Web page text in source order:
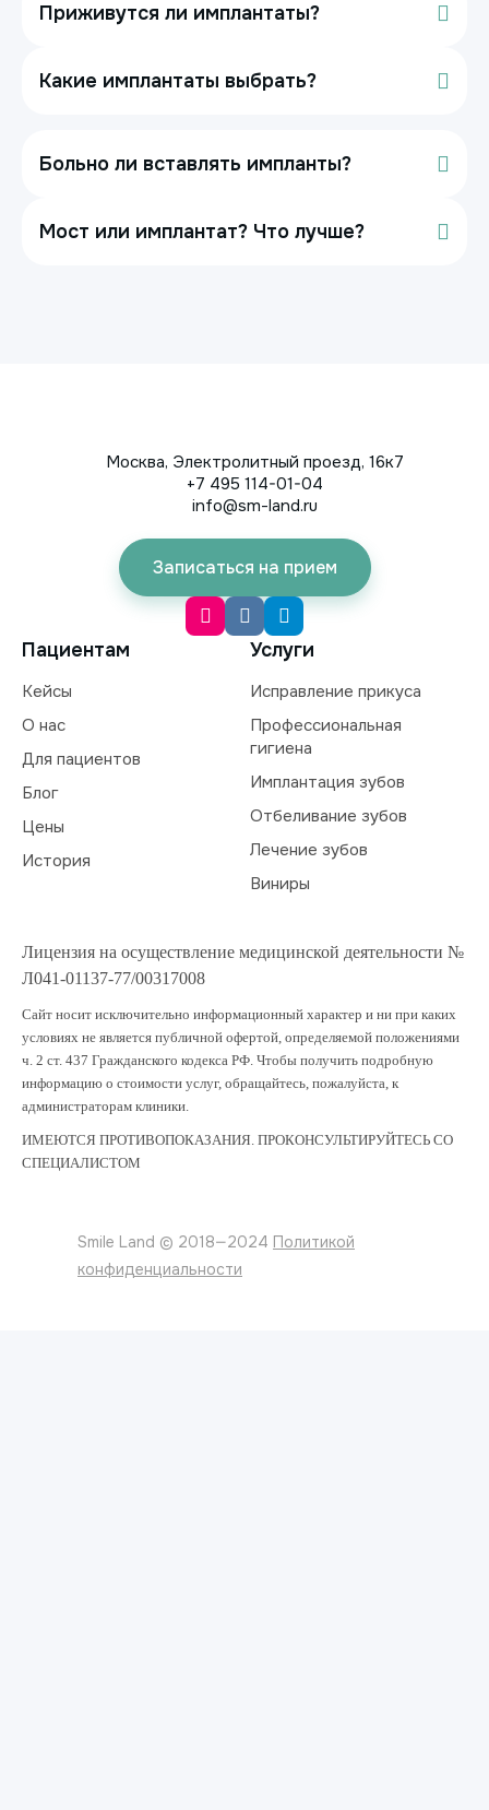
Приживутся ли имплантаты?
Какие имплантаты выбрать?
Больно ли вставлять импланты?
Мост или имплантат? Что лучше?
Москва, Электролитный проезд, 16к7
+7 495 114-01-04
info@sm-land.ru
Записаться на прием
Пациентам
Кейсы
О нас
Для пациентов
Блог
Цены
История
Услуги
Исправление прикуса
Профессиональная
гигиена
Имплантация зубов
Отбеливание зубов
Лечение зубов
Виниры
Лицензия на осуществление медицинской деятельности №
Л041-01137-77/00317008
Сайт носит исключительно информационный характер и ни при каких
условиях не является публичной офертой, определяемой положениями
ч. 2 ст. 437 Гражданского кодекса РФ. Чтобы получить подробную
информацию о стоимости услуг, обращайтесь, пожалуйста, к
администраторам клиники.
ИМЕЮТСЯ ПРОТИВОПОКАЗАНИЯ. ПРОКОНСУЛЬТИРУЙТЕСЬ СО
СПЕЦИАЛИСТОМ
Smile Land © 2018—2024 Политикой
конфиденциальности